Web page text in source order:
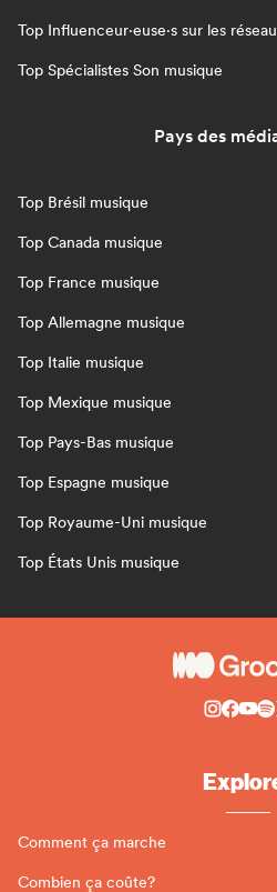
Top Influenceur·euse·s sur les
Top Spécialistes Son musique
Pays des
Top Brésil musique
Top Canada musique
Top France musique
Top Allemagne musique
Top Italie musique
Top Mexique musique
Top Pays-Bas musique
Top Espagne musique
Top Royaume-Uni musique
Top États Unis musique
Comment ça marche
Combien ça coûte?